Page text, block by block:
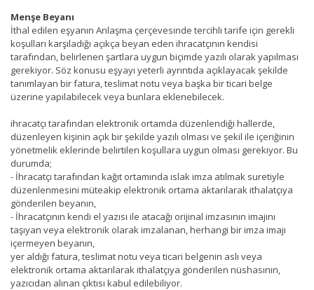
Menşe Beyanı
İthal edilen eşyanın Anlaşma çerçevesinde tercihli tarife için gerekli
koşulları karşıladığı açıkça beyan eden ihracatçının kendisi
tarafından, belirlenen şartlara uygun biçimde yazılı olarak yapılması
gerekiyor. Söz konusu eşyayı yeterli ayrıntıda açıklayacak şekilde
tanımlayan bir fatura, teslimat notu veya başka bir ticari belge
üzerine yapılabilecek veya bunlara eklenebilecek.
ihracatçı tarafından elektronik ortamda düzenlendiği hallerde,
düzenleyen kişinin açık bir şekilde yazılı olması ve şekil ile içeriğinin
yönetmelik eklerinde belirtilen koşullara uygun olması gerekiyor. Bu
durumda;
- İhracatçı tarafından kağıt ortamında ıslak imza atılmak suretiyle
düzenlenmesini müteakip elektronik ortama aktarılarak ithalatçıya
gönderilen beyanın,
- İhracatçının kendi el yazısı ile atacağı orijinal imzasının imajını
taşıyan veya elektronik olarak imzalanan, herhangi bir imza imajı
içermeyen beyanın,
yer aldığı fatura, teslimat notu veya ticari belgenin aslı veya
elektronik ortama aktarılarak ithalatçıya gönderilen nüshasının,
yazıcıdan alınan çıktısı kabul edilebiliyor.